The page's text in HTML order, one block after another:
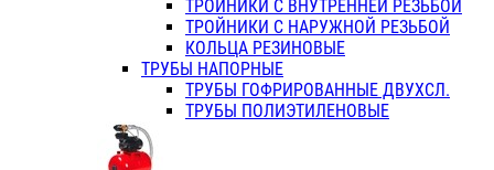
ТРОЙНИКИ С ВНУТРЕННЕЙ РЕЗЬБОЙ
ТРОЙНИКИ С НАРУЖНОЙ РЕЗЬБОЙ
КОЛЬЦА РЕЗИНОВЫЕ
ТРУБЫ НАПОРНЫЕ
ТРУБЫ ГОФРИРОВАННЫЕ ДВУХСЛ.
ТРУБЫ ПОЛИЭТИЛЕНОВЫЕ